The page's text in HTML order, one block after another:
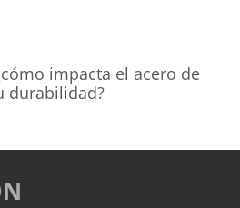
impacta el acero de
durabilidad?